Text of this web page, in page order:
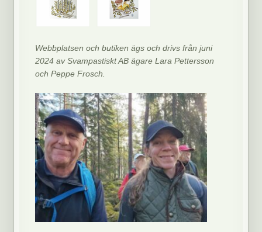
Webbplatsen och butiken ägs och drivs från juni
2024 av Svampastiskt AB ägare Lara Pettersson
och Peppe Frosch.